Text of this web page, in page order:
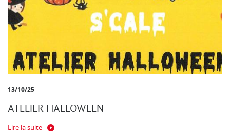
13/10/25
ATELIER HALLOWEEN
Lire la suite